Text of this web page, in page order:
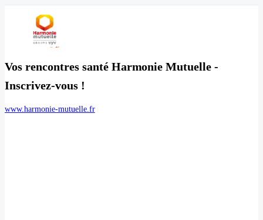
Vos rencontres santé Harmonie Mutuelle -
Inscrivez-vous !
www.harmonie-mutuelle.fr